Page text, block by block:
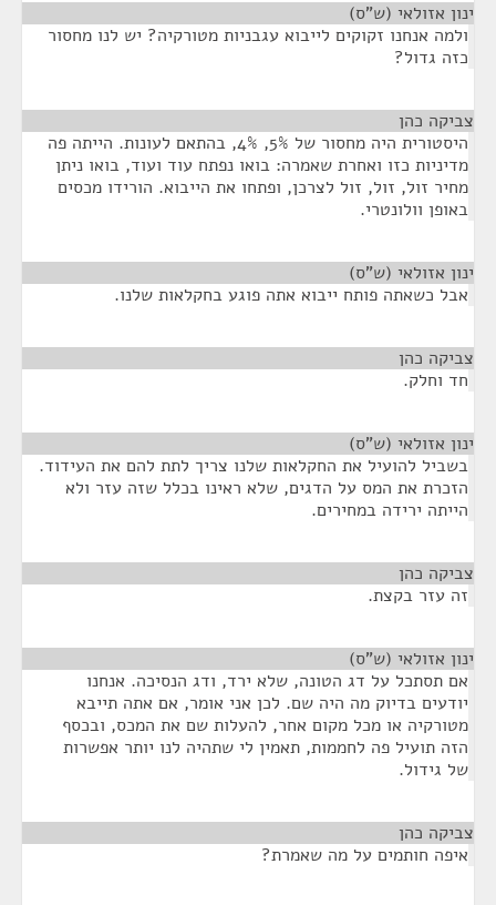
ינון אזולאי (ש"ס)
ולמה אנחנו זקוקים לייבוא עגבניות מטורקיה? יש לנו מחסור
כזה גדול?
צביקה כהן
היסטורית היה מחסור של 5%, 4%, בהתאם לעונות. הייתה פה
מדיניות כזו ואחרת שאמרה: בואו נפתח עוד ועוד, בואו ניתן
מחיר זול, זול, זול לצרכן, ופתחו את הייבוא. הורידו מכסים
באופן וולונטרי.
ינון אזולאי (ש"ס)
אבל כשאתה פותח ייבוא אתה פוגע בחקלאות שלנו.
צביקה כהן
חד וחלק.
ינון אזולאי (ש"ס)
בשביל להועיל את החקלאות שלנו צריך לתת להם את העידוד.
הזכרת את המס על הדגים, שלא ראינו בכלל שזה עזר ולא
הייתה ירידה במחירים.
צביקה כהן
זה עזר בקצת.
ינון אזולאי (ש"ס)
אם תסתכל על דג הטונה, שלא ירד, ודג הנסיכה. אנחנו
יודעים בדיוק מה היה שם. לכן אני אומר, אם אתה תייבא
מטורקיה או מכל מקום אחר, להעלות שם את המכס, ובכסף
הזה תועיל פה לחממות, תאמין לי שתהיה לנו יותר אפשרות
של גידול.
צביקה כהן
איפה חותמים על מה שאמרת?